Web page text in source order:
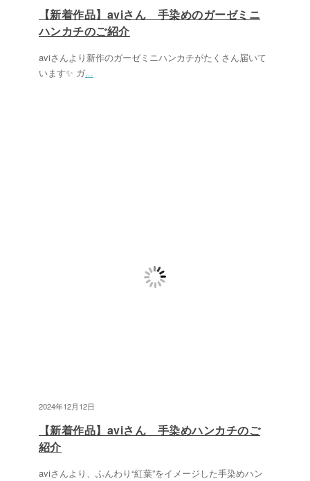
【新着作品】aviさん 手染めのガーゼミニ
ハンカチのご紹介
aviさんより新作のガーゼミニハンカチがたくさん届いて
います✨ ガ...
2024年12月12日
【新着作品】aviさん 手染めハンカチのご
紹介
aviさんより、ふんわり“紅葉”をイメージした手染めハン